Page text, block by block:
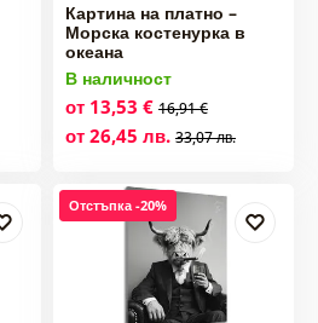
Картина на платно –
Морска костенурка в
океана
В наличност
от 13,53 € 16,91 €
от 26,45 лв. 33,07 лв.
Отстъпка -20%